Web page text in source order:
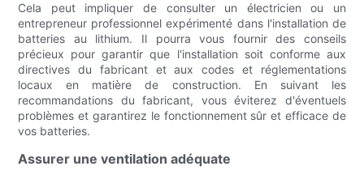
Cela peut impliquer de consulter un électricien ou un
entrepreneur professionnel expérimenté dans l'installation de
batteries au lithium. Il pourra vous fournir des conseils
précieux pour garantir que l'installation soit conforme aux
directives du fabricant et aux codes et réglementations
locaux en matière de construction. En suivant les
recommandations du fabricant, vous éviterez d'éventuels
problèmes et garantirez le fonctionnement sûr et efficace de
vos batteries.
Assurer une ventilation adéquate